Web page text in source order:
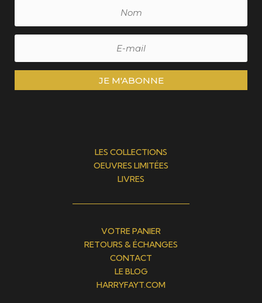
JE M'ABONNE
LES COLLECTIONS
OEUVRES LIMITÉES
LIVRES
VOTRE PANIER
RETOURS & ÉCHANGES
CONTACT
LE BLOG
HARRYFAYT.COM